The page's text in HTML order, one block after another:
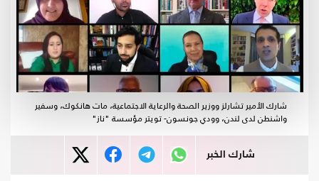
شارك الأمير تشارلز ووزير الصحة والرعاية الاجتماعية، مات هانكوك، وسفير
واشنطن لدى لندن، وودي جونسون- تويتر مؤسسة "ناز"
شارك الخبر